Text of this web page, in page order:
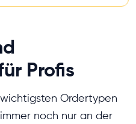
Profis
Ordertypen
noch nur an der